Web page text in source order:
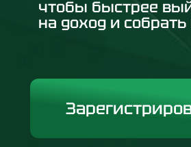
чтобы быстрее
на доход и